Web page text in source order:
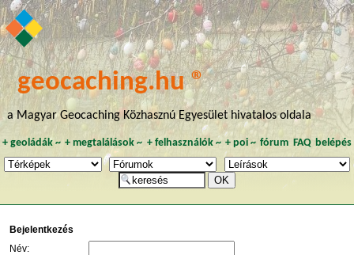
geocaching.hu ®
a Magyar Geocaching Közhasznú Egyesület hivatalos oldala
+ geoládák~ +megtalálások ~ + felhasználók~ + poi~ fórum FAQ belépés
Bejelentkezés
Név: